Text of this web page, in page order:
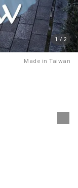
1 / 2
Made in Taiwan